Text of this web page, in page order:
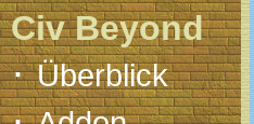
Civ Beyond
·Überblick